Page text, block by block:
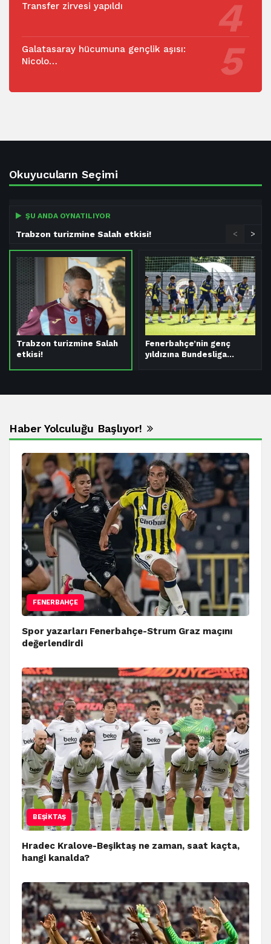
Transfer zirvesi yapıldı
Galatasaray hücumuna gençlik aşısı:
Nicolo…
Okuyucuların Seçimi
ŞU ANDA OYNATILIYOR
Trabzon turizmine Salah etkisi!
Trabzon turizmine Salah
etkisi!
Fenerbahçe’nin genç
yıldızına Bundesliga…
< >
Haber Yolculuğu Başlıyor!
FENERBAHÇE
Spor yazarları Fenerbahçe-Strum Graz maçını
değerlendirdi
BEŞIKTAŞ
Hradec Kralove-Beşiktaş ne zaman, saat kaçta,
hangi kanalda?